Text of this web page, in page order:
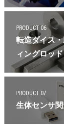
PRODUCT 06
転造ダイス
ィングロッド
PRODUCT 07
生体センサ